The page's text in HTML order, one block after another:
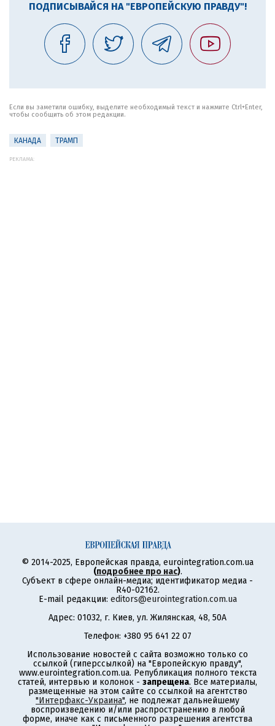
ПОДПИСЫВАЙСЯ НА "ЕВРОПЕЙСКУЮ ПРАВДУ"!
Если вы заметили ошибку, выделите необходимый текст и нажмите Ctrl+Enter,
чтобы сообщить об этом редакции.
КАНАДА ТРАМП
РЕКЛАМА:
© 2014-2025, Европейская правда, eurointegration.com.ua
(подробнее про нас).
Субъект в сфере онлайн-медиа; идентификатор медиа -
R40-02162.
E-mail редакции: editors@eurointegration.com.ua
Адрес: 01032, г. Киев, ул. Жилянская, 48, 50А
Телефон: +380 95 641 22 07
Использование новостей с сайта возможно только со
ссылкой (гиперссылкой) на "Европейскую правду",
www.eurointegration.com.ua. Републикация полного текста
статей, интервью и колонок - запрещена. Все материалы,
размещенные на этом сайте со ссылкой на агентство
"Интерфакс-Украина", не подлежат дальнейшему
воспроизведению и/или распространению в любой
форме, иначе как с письменного разрешения агентства